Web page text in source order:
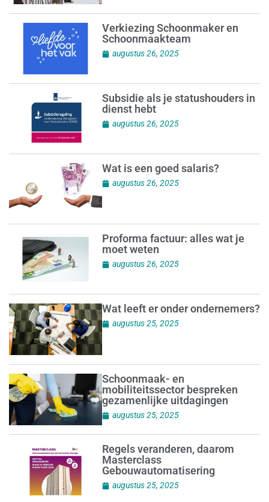
Verkiezing Schoonmaker en
Schoonmaakteam
augustus 26, 2025
Subsidie als je statushouders in
dienst hebt
augustus 26, 2025
Wat is een goed salaris?
augustus 26, 2025
Proforma factuur: alles wat je
moet weten
augustus 26, 2025
Wat leeft er onder ondernemers?
augustus 25, 2025
Schoonmaak- en
mobiliteitssector bespreken
gezamenlijke uitdagingen
augustus 25, 2025
Regels veranderen, daarom
Masterclass
Gebouwautomatisering
augustus 25, 2025